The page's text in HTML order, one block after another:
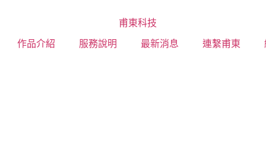
作品介紹 服務說明 最新消息 連繫甫東